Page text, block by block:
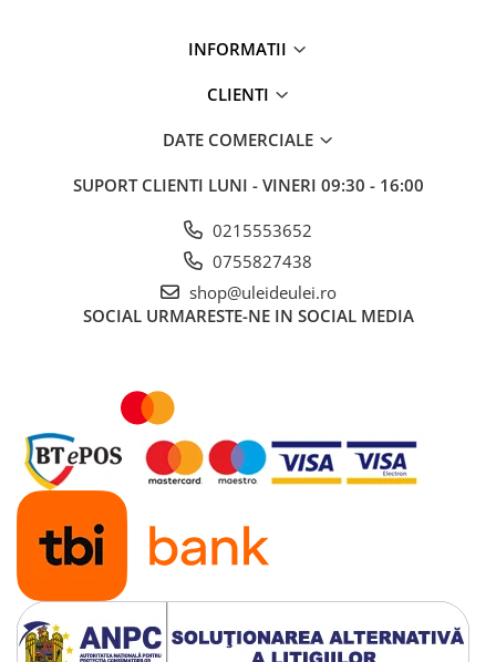
INFORMATII
CLIENTI
DATE COMERCIALE
SUPORT CLIENTI LUNI - VINERI 09:30 - 16:00
0215553652
0755827438
shop@uleideulei.ro
SOCIAL URMARESTE-NE IN SOCIAL MEDIA